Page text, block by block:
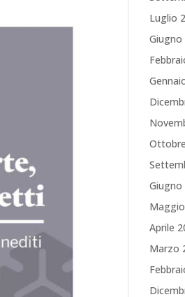
Luglio
Giugno
Giugno
Aprile
Marzo